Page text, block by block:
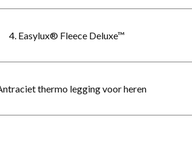
4. Easylux® Fleece Deluxe™
thermo legging voor heren